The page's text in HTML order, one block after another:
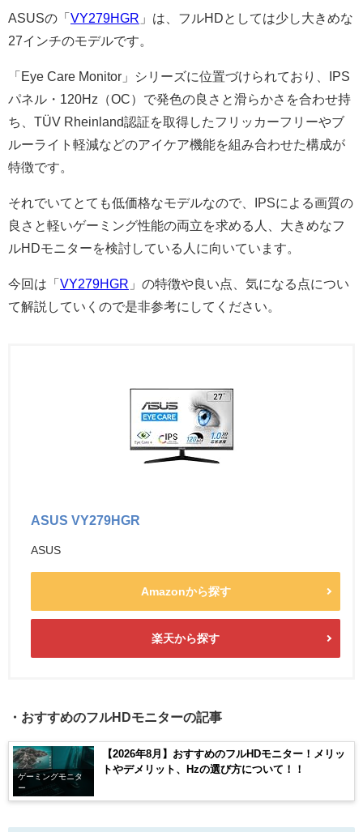
ASUSの「 VY279HGR 」は、フルHDとしては少し大きめな
27インチのモデルです。
「Eye Care Monitor」シリーズに位置づけられており、IPS
パネル・120Hz（OC）で発色の良さと滑らかさを合わせ持
ち、TÜV Rheinland認証を取得したフリッカーフリーやブ
ルーライト軽減などのアイケア機能を組み合わせた構成が
特徴です。
それでいてとても低価格なモデルなので、IPSによる画質の
良さと軽いゲーミング性能の両立を求める人、大きめなフ
ルHDモニターを検討している人に向いています。
今回は「 VY279HGR 」の特徴や良い点、気になる点につい
て解説していくので是非参考にしてください。
ASUS VY279HGR
ASUS
Amazonから探す
楽天から探す
・おすすめのフルHDモニターの記事
ゲーミングモニタ
ー
【2026年8月】おすすめのフルHDモニター！メリッ
トやデメリット、Hzの選び方について！！